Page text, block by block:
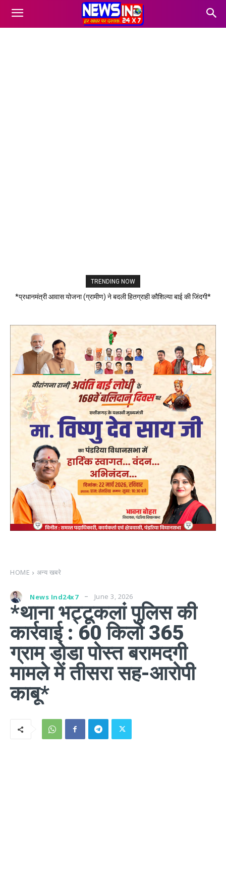
TRENDING NOW
*प्रधानमंत्री आवास योजना (ग्रामीण) ने बदली हितग्राही कौशिल्या बाई की जिंदगी*
HOME अन्य खबरे
News Ind24x7 June 3, 2026
*थाना भट्टूकलां पुलिस की
कार्रवाई : 60 किलो 365
ग्राम डोडा पोस्त बरामदगी
मामले में तीसरा सह-आरोपी
काबू*